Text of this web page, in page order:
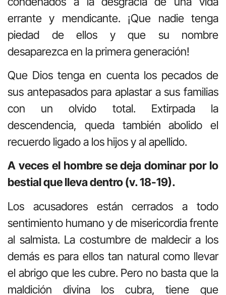
errante y mendicante. ¡Que nadie tenga
piedad de ellos y que su nombre
desaparezca en la primera generación!
Que Dios tenga en cuenta los pecados de
sus antepasados para aplastar a sus familias
con un olvido total. Extirpada la
descendencia, queda también abolido el
recuerdo ligado a los hijos y al apellido.
A veces el hombre se deja dominar por lo
bestial que lleva dentro (v. 18-19).
Los acusadores están cerrados a todo
sentimiento humano y de misericordia frente
al salmista. La costumbre de maldecir a los
demás es para ellos tan natural como llevar
el abrigo que les cubre. Pero no basta que la
maldición divina los cubra, tiene que